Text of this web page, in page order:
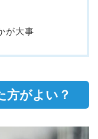
が大事
方がよい？